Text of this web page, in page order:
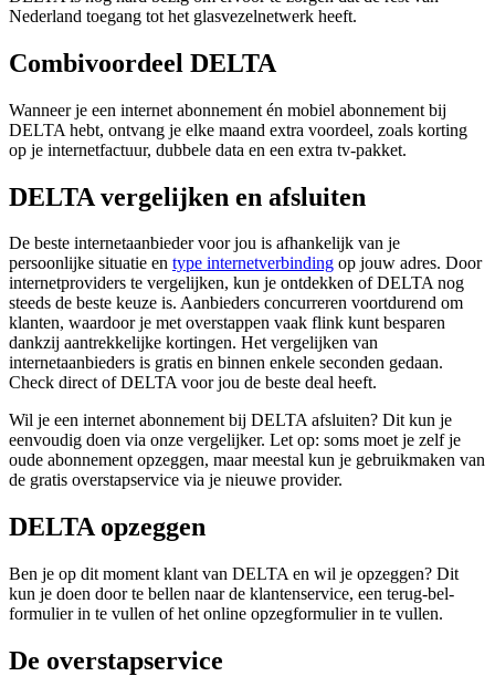
Nederland toegang tot het glasvezelnetwerk heeft.
Combivoordeel DELTA
Wanneer je een internet abonnement én mobiel abonnement bij
DELTA hebt, ontvang je elke maand extra voordeel, zoals korting
op je internetfactuur, dubbele data en een extra tv-pakket.
DELTA vergelijken en afsluiten
De beste internetaanbieder voor jou is afhankelijk van je
persoonlijke situatie en type internetverbinding op jouw adres. Door
internetproviders te vergelijken, kun je ontdekken of DELTA nog
steeds de beste keuze is. Aanbieders concurreren voortdurend om
klanten, waardoor je met overstappen vaak flink kunt besparen
dankzij aantrekkelijke kortingen. Het vergelijken van
internetaanbieders is gratis en binnen enkele seconden gedaan.
Check direct of DELTA voor jou de beste deal heeft.
Wil je een internet abonnement bij DELTA afsluiten? Dit kun je
eenvoudig doen via onze vergelijker. Let op: soms moet je zelf je
oude abonnement opzeggen, maar meestal kun je gebruikmaken van
de gratis overstapservice via je nieuwe provider.
DELTA opzeggen
Ben je op dit moment klant van DELTA en wil je opzeggen? Dit
kun je doen door te bellen naar de klantenservice, een terug-bel-
formulier in te vullen of het online opzegformulier in te vullen.
De overstapservice